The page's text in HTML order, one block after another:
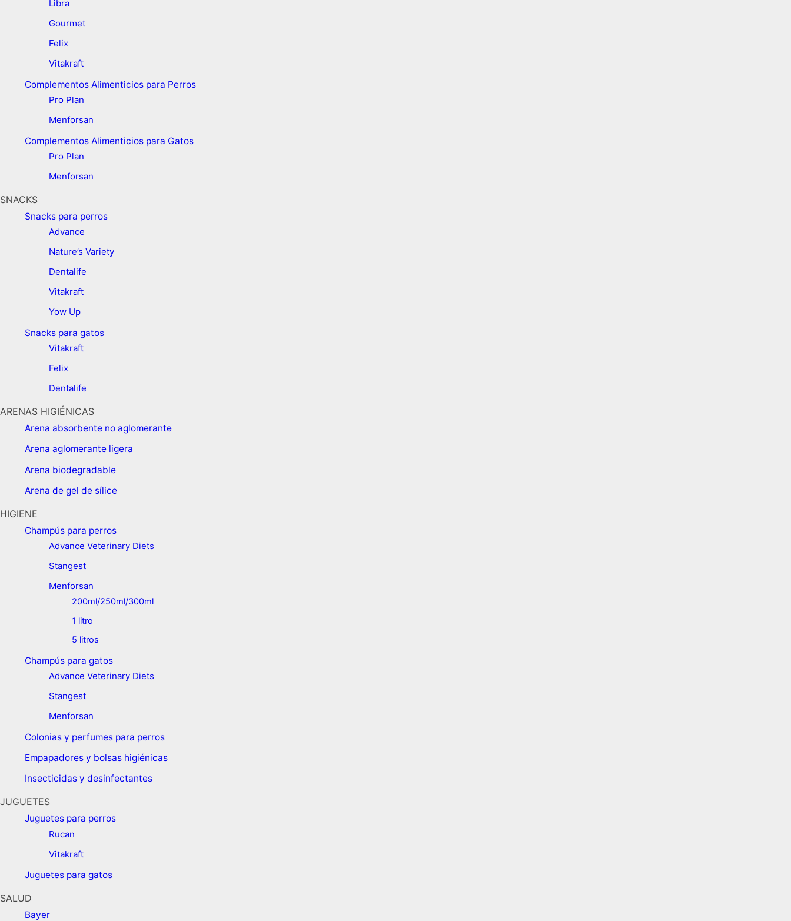
Libra
Gourmet
Felix
Vitakraft
Complementos Alimenticios para Perros
Pro Plan
Menforsan
Complementos Alimenticios para Gatos
Pro Plan
Menforsan
SNACKS
Snacks para perros
Advance
Nature’s Variety
Dentalife
Vitakraft
Yow Up
Snacks para gatos
Vitakraft
Felix
Dentalife
ARENAS HIGIÉNICAS
Arena absorbente no aglomerante
Arena aglomerante ligera
Arena biodegradable
Arena de gel de sílice
HIGIENE
Champús para perros
Advance Veterinary Diets
Stangest
Menforsan
200ml/250ml/300ml
1 litro
5 litros
Champús para gatos
Advance Veterinary Diets
Stangest
Menforsan
Colonias y perfumes para perros
Empapadores y bolsas higiénicas
Insecticidas y desinfectantes
JUGUETES
Juguetes para perros ​
Rucan
Vitakraft
Juguetes para gatos
SALUD
Bayer